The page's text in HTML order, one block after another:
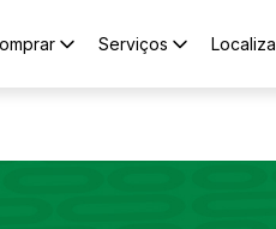
Serviços Localiza